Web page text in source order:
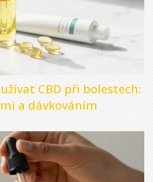
CBD při bolestech:
a dávkováním